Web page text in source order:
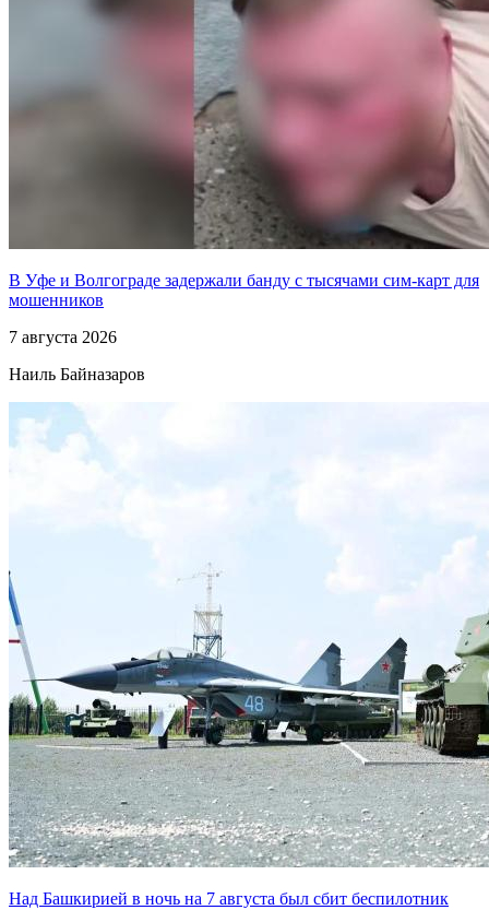
В Уфе и Волгограде задержали банду с тысячами сим-карт для
мошенников
7 августа 2026
Наиль Байназаров
Над Башкирией в ночь на 7 августа был сбит беспилотник